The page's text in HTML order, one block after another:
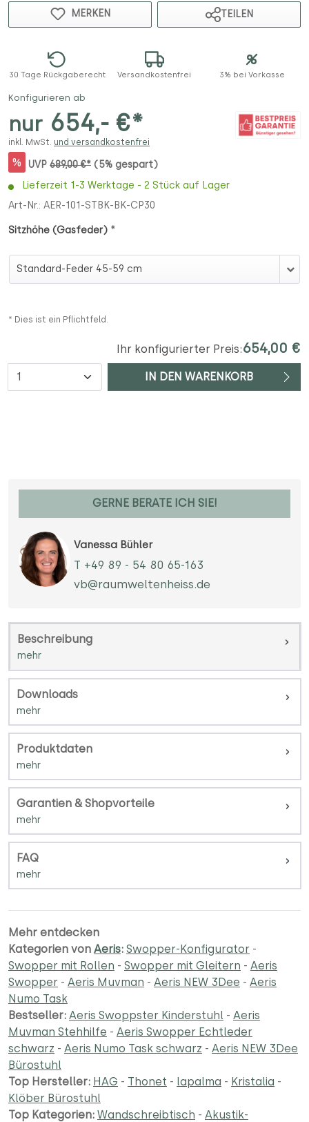
MERKEN TEILEN
30 Tage Rückgaberecht Versandkostenfrei 3% bei Vorkasse
Konfigurieren ab
nur 654,- €*
inkl. MwSt. und versandkostenfrei
% UVP 689,00 €* (5% gespart)
Lieferzeit 1-3 Werktage - 2 Stück auf Lager
Art-Nr.: AER-101-STBK-BK-CP30
Sitzhöhe (Gasfeder) *
Sitzhöhe (Gasfeder)
* Dies ist ein Pflichtfeld.
Ihr konfigurierter Preis:654,00 €
Anzahl IN DEN WARENKORB
GERNE BERATE ICH SIE!
Vanessa Bühler
T +49 89 - 54 80 65-163
vb@raumweltenheiss.de
Beschreibung
Downloads
Produktdaten
Garantien & Shopvorteile
FAQ
Mehr entdecken
Kategorien von Aeris: Swopper-Konfigurator -
Swopper mit Rollen - Swopper mit Gleitern - Aeris
Swopper - Aeris Muvman - Aeris NEW 3Dee - Aeris
Numo Task
Bestseller: Aeris Swoppster Kinderstuhl - Aeris
Muvman Stehhilfe - Aeris Swopper Echtleder
schwarz - Aeris Numo Task schwarz - Aeris NEW 3Dee
Bürostuhl
Top Hersteller: HAG - Thonet - lapalma - Kristalia -
Klöber Bürostuhl
Top Kategorien: Wandschreibtisch - Akustik-